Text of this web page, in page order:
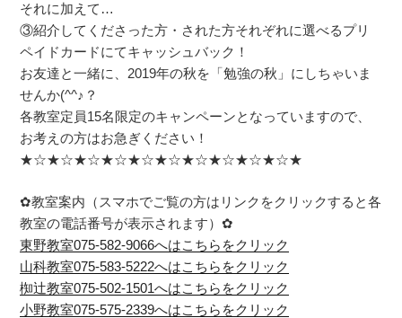
それに加えて…
③紹介してくださった方・された方それぞれに選べるプリ
ペイドカードにてキャッシュバック！
お友達と一緒に、2019年の秋を「勉強の秋」にしちゃいま
せんか(^^♪？
各教室定員15名限定のキャンペーンとなっていますので、
お考えの方はお急ぎください！
★☆★☆★☆★☆★☆★☆★☆★☆★☆★☆★
✿教室案内（スマホでご覧の方はリンクをクリックすると各
教室の電話番号が表示されます）✿
東野教室075-582-9066へはこちらをクリック
山科教室075-583-5222へはこちらをクリック
椥辻教室075-502-1501へはこちらをクリック
小野教室075-575-2339へはこちらをクリック